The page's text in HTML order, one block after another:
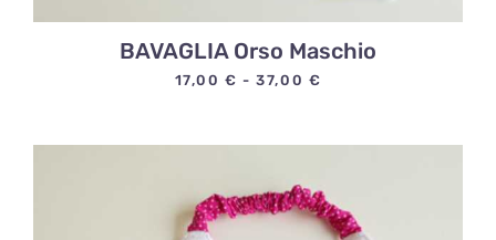
BAVAGLIA Orso Maschio
17,00€ - 37,00 €
a